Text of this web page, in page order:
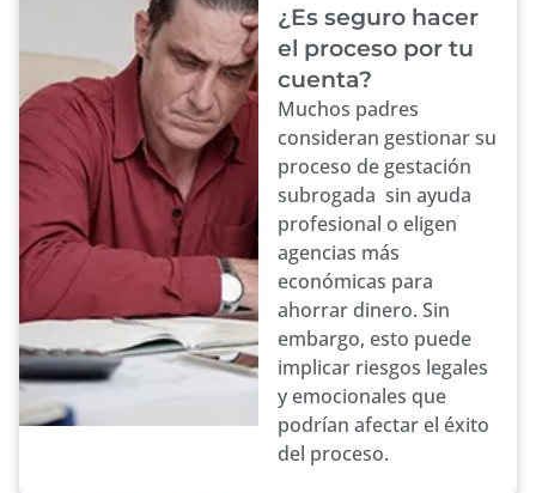
¿Es seguro hacer
el proceso por tu
cuenta?
Muchos padres
consideran gestionar su
proceso de gestación
subrogada sin ayuda
profesional o eligen
agencias más
económicas para
ahorrar dinero. Sin
embargo, esto puede
implicar riesgos legales
y emocionales que
podrían afectar el éxito
del proceso.